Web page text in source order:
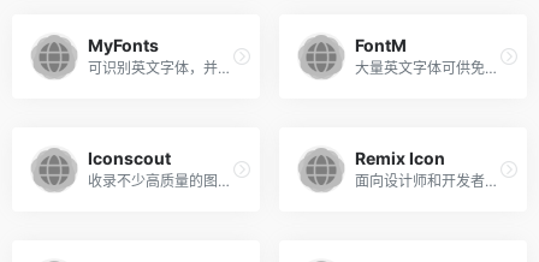
MyFonts
可识别英文字体，并且下载到大量的英文字体
FontM
大量英文字体可供免费下载
Iconscout
收录不少高质量的图标，插图和照片，来自400多个贡献者的200万免版税图标和图像。
Remix Icon
面向设计师和开发者的开源图标库